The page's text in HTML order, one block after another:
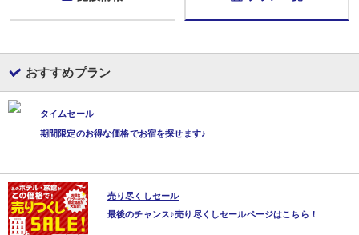
おすすめプラン
タイムセール
期間限定のお得な価格でお宿を探せます♪
売り尽くしセール
最後のチャンス♪売り尽くしセールページはこちら！